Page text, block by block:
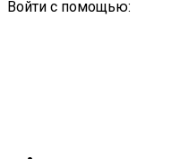
Войти с помощью: